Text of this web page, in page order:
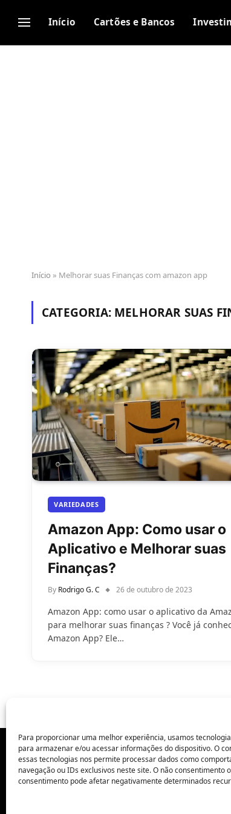
Para proporcionar uma melhor experiência, usamos
para armazenar e/ou acessar informações do dispositivo. O
essas tecnologias nos permite processar dados como
navegação ou IDs exclusivos neste site. O não consentimento
consentimento pode afetar negativamente determinados
Início Cartões e Bancos
Início » Melhorar suas Finanças com amazon app
CATEGORIA: MELHORAR SUAS
VARIEDADES
Amazon App: Como usar o
Aplicativo e Melhorar suas
Finanças?
By Rodrigo G. C 26 de outubro de 2023
Amazon App: como usar o aplicativo da
para melhorar suas finanças ? Você já
Amazon App? Ele…
POLÍTICA DE